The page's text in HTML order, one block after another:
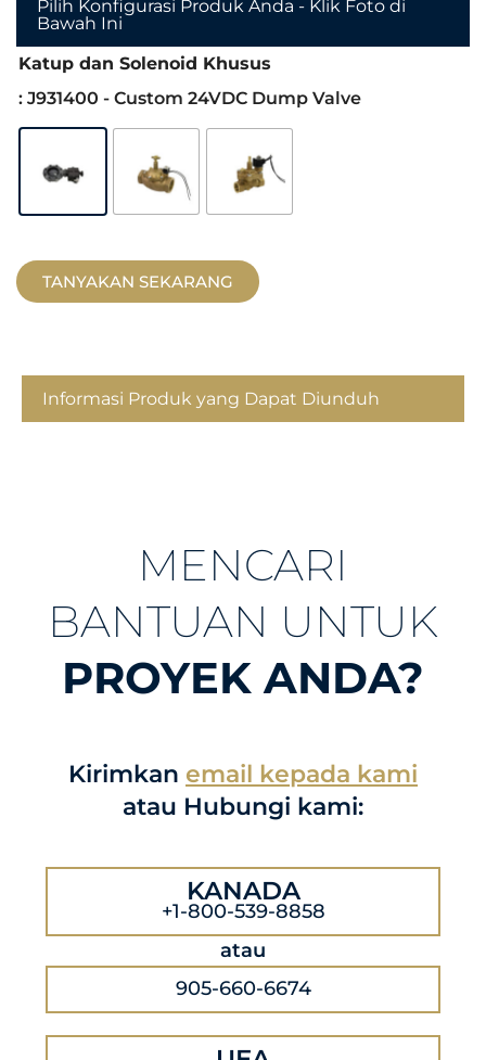
Pilih Konfigurasi Produk Anda - Klik Foto di
Bawah Ini
Katup dan Solenoid Khusus
: J931400 - Custom 24VDC Dump Valve
TANYAKAN SEKARANG
Informasi Produk yang Dapat Diunduh
MENCARI
BANTUAN UNTUK
PROYEK ANDA?
Kirimkan email kepada kami
atau Hubungi kami:
KANADA
+1-800-539-8858
atau
905-660-6674